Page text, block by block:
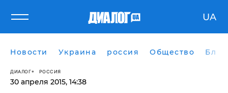
UA
Новости Украина россия Общество
ДИАЛОГ РОССИЯ
30 апреля 2015, 14:38